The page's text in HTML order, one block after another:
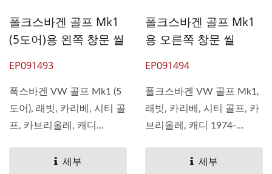
폴크스바겐 골프 Mk1
(5도어)용 왼쪽 창문 씰
EP091493
폭스바겐 VW 골프 Mk1 (5
도어), 래빗, 카리베, 시티 골
프, 카브리올레, 캐디...
세부
폴크스바겐 골프 Mk1
용 오른쪽 창문 씰
EP091494
폴크스바겐 VW 골프 Mk1,
래빗, 카리베, 시티 골프, 카
브리올레, 캐디 1974-
세부